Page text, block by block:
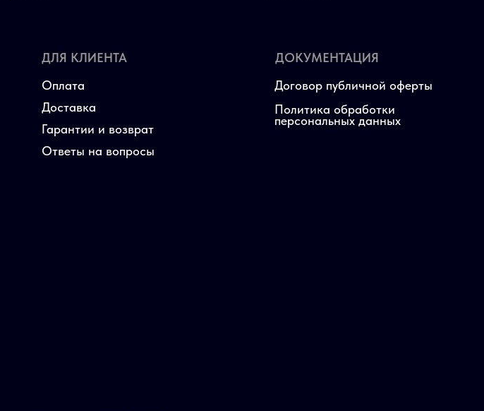
Договор публичной оферты
Политика обработки
персональных данных
ДОКУМЕНТАЦИЯ
Оплата
Гарантии и возврат
Ответы на вопросы
ДЛЯ КЛИЕНТА
Доставка